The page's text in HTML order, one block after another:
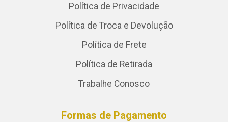
Política de Privacidade
Política de Troca e Devolução
Política de Frete
Política de Retirada
Trabalhe Conosco
Formas de Pagamento